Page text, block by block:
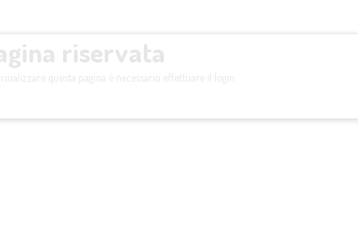
riservata
questa pagina è necessario effettuare il login